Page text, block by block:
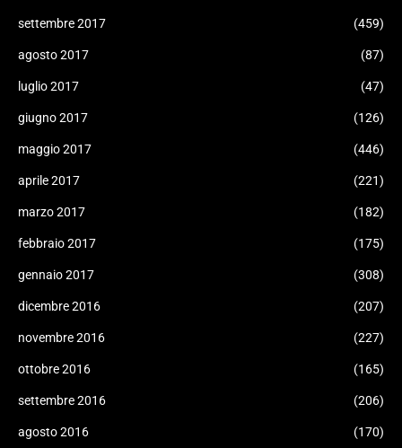
settembre 2017 (459)
agosto 2017 (87)
luglio 2017 (47)
giugno 2017 (126)
maggio 2017 (446)
aprile 2017 (221)
marzo 2017 (182)
febbraio 2017 (175)
gennaio 2017 (308)
dicembre 2016 (207)
novembre 2016 (227)
ottobre 2016 (165)
settembre 2016 (206)
agosto 2016 (170)